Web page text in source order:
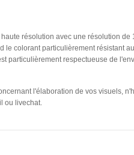
résolution avec une résolution
le colorant particulièrement résistant
particulièrement respectueuse de
l'élaboration de vos visuels,
ou livechat.